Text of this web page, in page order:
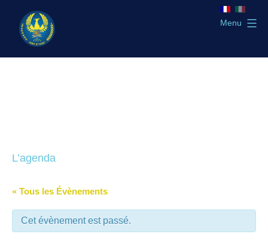
contenu
Menu
L’agenda
« Tous les Évènements
Cet évènement est passé.